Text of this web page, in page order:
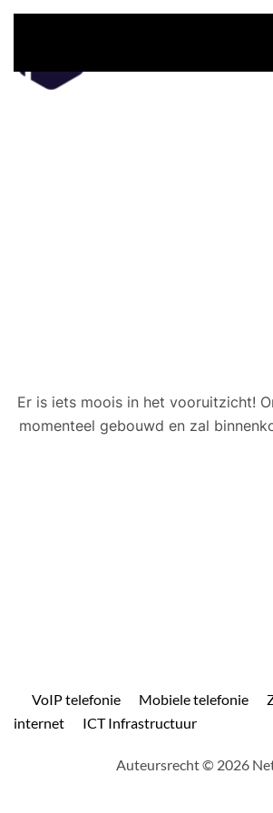
Er is iets moois in het vooruitzicht!
momenteel gebouwd en zal
VoIP telefonie Mobiele telefonie
internet
ICT Infrastructuur
Auteursrecht © 2026